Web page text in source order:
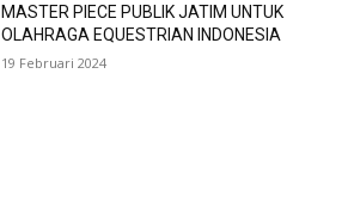
MASTER PIECE PUBLIK JATIM UNTUK
OLAHRAGA EQUESTRIAN INDONESIA
19 Februari 2024